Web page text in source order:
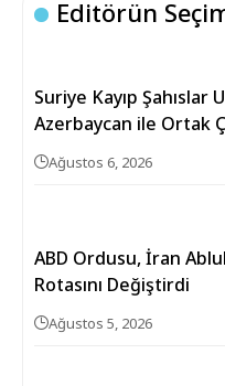
Editörün
Suriye Kayıp
Azerbaycan ile Ortak
Ağustos 6, 2026
ABD Ordusu, İran
Rotasını Değiştirdi
Ağustos 5, 2026